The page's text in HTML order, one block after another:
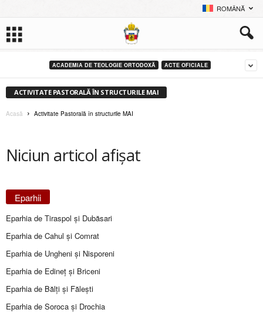
ROMÂNĂ
ACADEMIA DE TEOLOGIE ORTODOXĂ ACTE OFICIALE
ACTIVITATE PASTORALĂ ÎN STRUCTURILE MAI
Acasă Activitate Pastorală în structurile MAI
Niciun articol afișat
Eparhii
Eparhia de Tiraspol și Dubăsari
Eparhia de Cahul și Comrat
Eparhia de Ungheni și Nisporeni
Eparhia de Edineţ şi Briceni
Eparhia de Bălţi şi Făleşti
Eparhia de Soroca și Drochia